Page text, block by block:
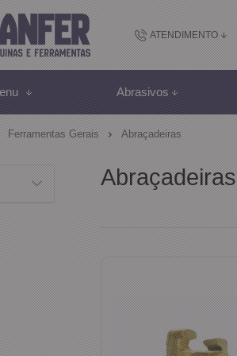
ATENDIMENTO
(48) 2102-
Abrasivos
Ferramentas Gerais Abraçadeiras
Abraçadeiras